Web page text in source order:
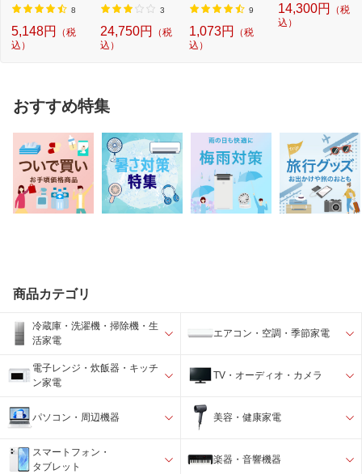
8
5,148円
（税
込）
3
24,750円
（税
込）
9
1,073円
（税
込）
14,300円
（税
込）
おすすめ特集
商品カテゴリ
冷蔵庫・洗濯機・掃除機・生
活家電
エアコン・空調・季節家電
電子レンジ・炊飯器・キッチ
ン家電
TV・オーディオ・カメラ
パソコン・周辺機器 美容・健康家電
スマートフォン・
タブレット
楽器・音響機器